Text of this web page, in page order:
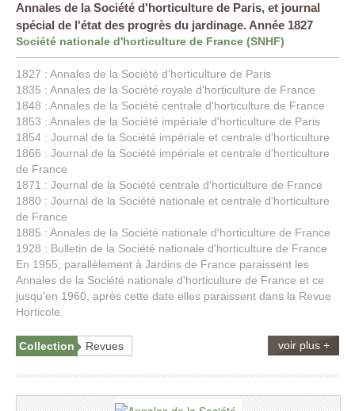
Annales de la Société d'horticulture de Paris, et journal
spécial de l'état des progrès du jardinage. Année 1827
Société nationale d'horticulture de France (SNHF)
1827 : Annales de la Société d'horticulture de Paris
1835 : Annales de la Société royale d'horticulture de France
1848 : Annales de la Société centrale d'horticulture de France
1853 : Annales de la Société impériale d'horticulture de Paris
1854 : Journal de la Société impériale et centrale d'horticulture
1866 : Journal de la Société impériale et centrale d'horticulture
de France
1871 : Journal de la Société centrale d'horticulture de France
1880 : Journal de la Société nationale et centrale d'horticulture
de France
1885 : Annales de la Société nationale d'horticulture de France
1928 : Bulletin de la Société nationale d'horticulture de France
En 1955, parallèlement à Jardins de France paraissent les
Annales de la Société nationale d'horticulture de France et ce
jusqu'en 1960, après cette date elles paraissent dans la Revue
Horticole.
Collection Revues voir plus +